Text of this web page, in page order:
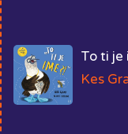
To ti je
Kes